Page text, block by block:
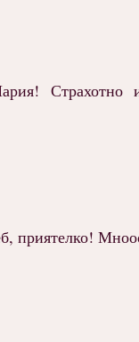
Страхотно
приятелко!